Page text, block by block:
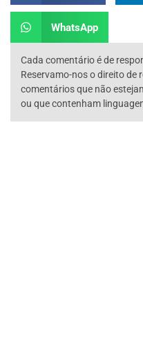
WhatsApp
Cada comentário é de
Reservamo-nos o direito de
comentários que não
ou que contenham